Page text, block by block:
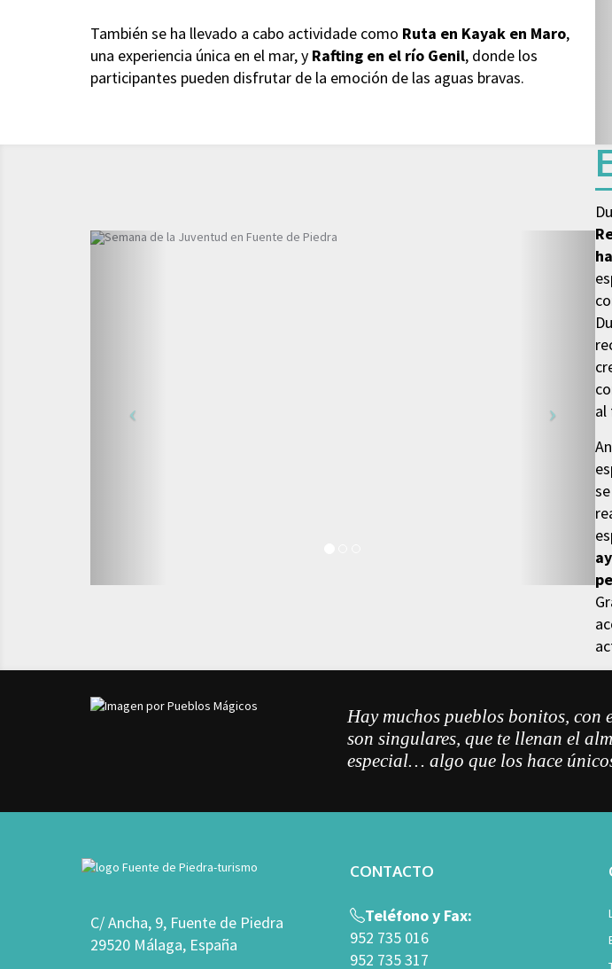
También se ha llevado a cabo actividade como Ruta en Kayak en Maro,
una experiencia única en el mar, y Rafting en el río Genil, donde los
participantes pueden disfrutar de la emoción de las aguas bravas.
al
Hay muchos pueblos bonitos,
son singulares, que te llenan el
especial… algo que los hace
C/ Ancha, 9, Fuente de Piedra
29520 Málaga, España
CONTACTO
Teléfono y Fax:
952 735 016
952 735 317